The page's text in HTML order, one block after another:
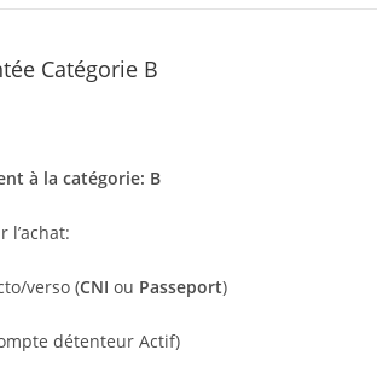
Catégorie B
à la catégorie: B
l’achat:
verso (CNI ou Passeport)
détenteur Actif)